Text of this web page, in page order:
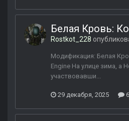
Белая Кровь:
Rostkot_228
Модификация: Белая
Engine На улице зима, а
участвовавши...
29 декабря, 2025